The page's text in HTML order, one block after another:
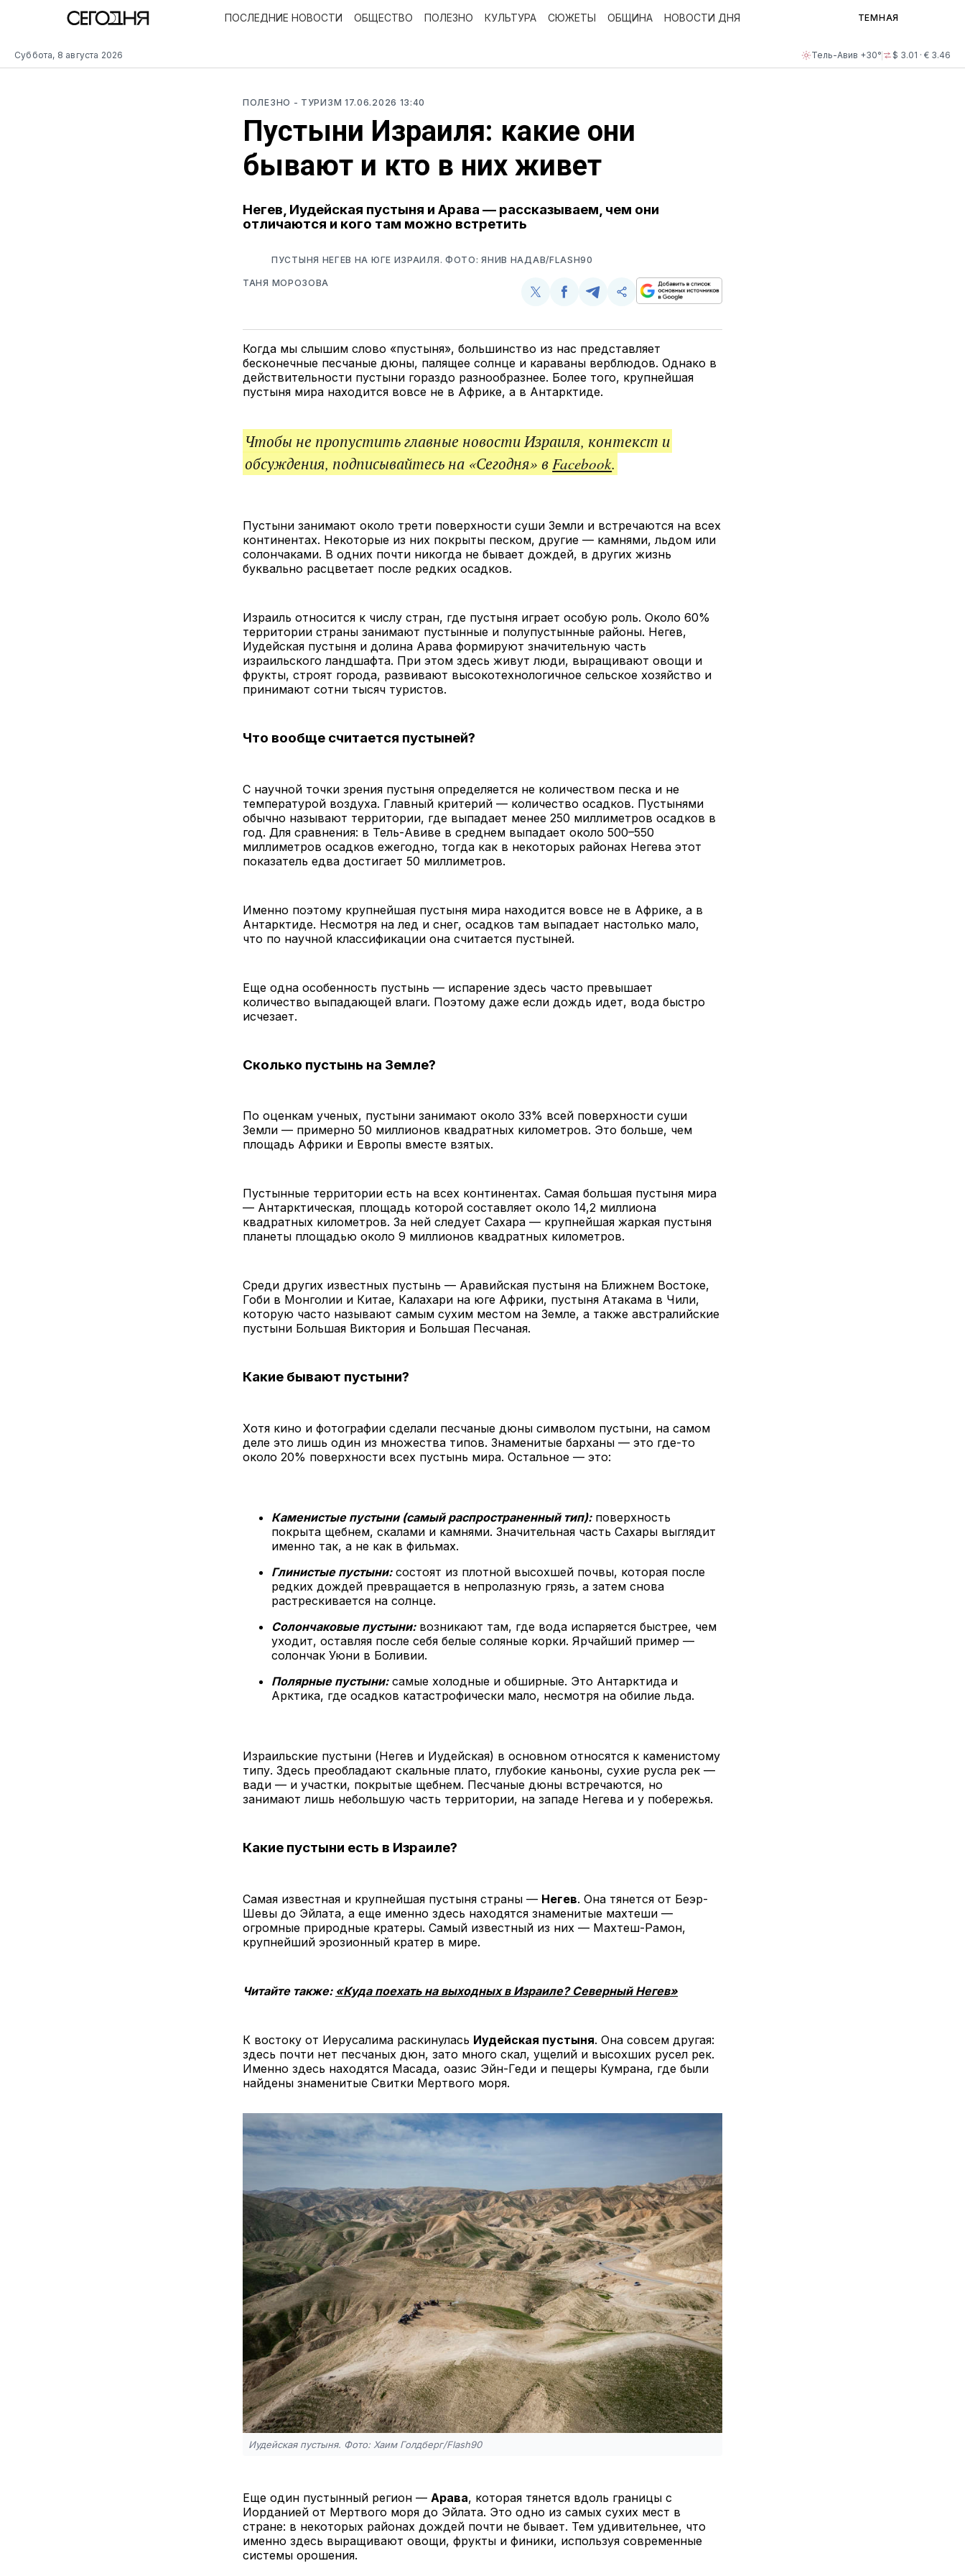
Суббота, 8 августа 2026 Тель-Авив +30° $ 3.01 · € 3.46
ПОСЛЕДНИЕ НОВОСТИ ОБЩЕСТВО ПОЛЕЗНО КУЛЬТУРА СЮЖЕТЫ ОБЩИНА НОВОСТИ ДНЯ ТЕМНАЯ
ПОЛЕЗНО - ТУРИЗМ 17.06.2026 13:40
Пустыни Израиля: какие они
бывают и кто в них живет
Негев, Иудейская пустыня и Арава — рассказываем, чем они
отличаются и кого там можно встретить
ПУСТЫНЯ НЕГЕВ НА ЮГЕ ИЗРАИЛЯ. ФОТО: ЯНИВ НАДАВ/FLASH90
ТАНЯ МОРОЗОВА
Поделиться
Twitter
Поделиться
Facebook
Поделиться
Telegram
Скопируйте
поделитесь
Когда мы слышим слово «пустыня», большинство из нас представляет
бесконечные песчаные дюны, палящее солнце и караваны верблюдов. Однако в
действительности пустыни гораздо разнообразнее. Более того, крупнейшая
пустыня мира находится вовсе не в Африке, а в Антарктиде.
Чтобы не пропустить главные новости Израиля, контекст и
обсуждения, подписывайтесь на «Сегодня» вFacebook.
Пустыни занимают около трети поверхности суши Земли и встречаются на всех
континентах. Некоторые из них покрыты песком, другие — камнями, льдом или
солончаками. В одних почти никогда не бывает дождей, в других жизнь
буквально расцветает после редких осадков.
Израиль относится к числу стран, где пустыня играет особую роль. Около 60%
территории страны занимают пустынные и полупустынные районы. Негев,
Иудейская пустыня и долина Арава формируют значительную часть
израильского ландшафта. При этом здесь живут люди, выращивают овощи и
фрукты, строят города, развивают высокотехнологичное сельское хозяйство и
принимают сотни тысяч туристов.
Что вообще считается пустыней?
С научной точки зрения пустыня определяется не количеством песка и не
температурой воздуха. Главный критерий — количество осадков. Пустынями
обычно называют территории, где выпадает менее 250 миллиметров осадков в
год. Для сравнения: в Тель-Авиве в среднем выпадает около 500–550
миллиметров осадков ежегодно, тогда как в некоторых районах Негева этот
показатель едва достигает 50 миллиметров.
Именно поэтому крупнейшая пустыня мира находится вовсе не в Африке, а в
Антарктиде. Несмотря на лед и снег, осадков там выпадает настолько мало,
что по научной классификации она считается пустыней.
Еще одна особенность пустынь — испарение здесь часто превышает
количество выпадающей влаги. Поэтому даже если дождь идет, вода быстро
исчезает.
Сколько пустынь на Земле?
По оценкам ученых, пустыни занимают около 33% всей поверхности суши
Земли — примерно 50 миллионов квадратных километров. Это больше, чем
площадь Африки и Европы вместе взятых.
Пустынные территории есть на всех континентах. Самая большая пустыня мира
— Антарктическая, площадь которой составляет около 14,2 миллиона
квадратных километров. За ней следует Сахара — крупнейшая жаркая пустыня
планеты площадью около 9 миллионов квадратных километров.
Среди других известных пустынь — Аравийская пустыня на Ближнем Востоке,
Гоби в Монголии и Китае, Калахари на юге Африки, пустыня Атакама в Чили,
которую часто называют самым сухим местом на Земле, а также австралийские
пустыни Большая Виктория и Большая Песчаная.
Какие бывают пустыни?
Хотя кино и фотографии сделали песчаные дюны символом пустыни, на самом
деле это лишь один из множества типов. Знаменитые барханы — это где-то
около 20% поверхности всех пустынь мира. Остальное — это:
Каменистые пустыни (самый распространенный тип):поверхность
покрыта щебнем, скалами и камнями. Значительная часть Сахары выглядит
именно так, а не как в фильмах.
Глинистые пустыни:состоят из плотной высохшей почвы, которая после
редких дождей превращается в непролазную грязь, а затем снова
растрескивается на солнце.
Солончаковые пустыни:возникают там, где вода испаряется быстрее, чем
уходит, оставляя после себя белые соляные корки. Ярчайший пример —
солончак Уюни в Боливии.
Полярные пустыни:самые холодные и обширные. Это Антарктида и
Арктика, где осадков катастрофически мало, несмотря на обилие льда.
Израильские пустыни (Негев и Иудейская) в основном относятся к каменистому
типу. Здесь преобладают скальные плато, глубокие каньоны, сухие русла рек —
вади — и участки, покрытые щебнем. Песчаные дюны встречаются, но
занимают лишь небольшую часть территории, на западе Негева и у побережья.
Какие пустыни есть в Израиле?
Самая известная и крупнейшая пустыня страны — Негев. Она тянется от Беэр-
Шевы до Эйлата, а еще именно здесь находятся знаменитые махтеши —
огромные природные кратеры. Самый известный из них — Махтеш-Рамон,
крупнейший эрозионный кратер в мире.
Читайте также: «Куда поехать на выходных в Израиле? Северный Негев»
К востоку от Иерусалима раскинулась Иудейская пустыня. Она совсем другая:
здесь почти нет песчаных дюн, зато много скал, ущелий и высохших русел рек.
Именно здесь находятся Масада, оазис Эйн-Геди и пещеры Кумрана, где были
найдены знаменитые Свитки Мертвого моря.
Иудейская пустыня. Фото: Хаим Голдберг/Flash90
Еще один пустынный регион — Арава, которая тянется вдоль границы с
Иорданией от Мертвого моря до Эйлата. Это одно из самых сухих мест в
стране: в некоторых районах дождей почти не бывает. Тем удивительнее, что
именно здесь выращивают овощи, фрукты и финики, используя современные
системы орошения.